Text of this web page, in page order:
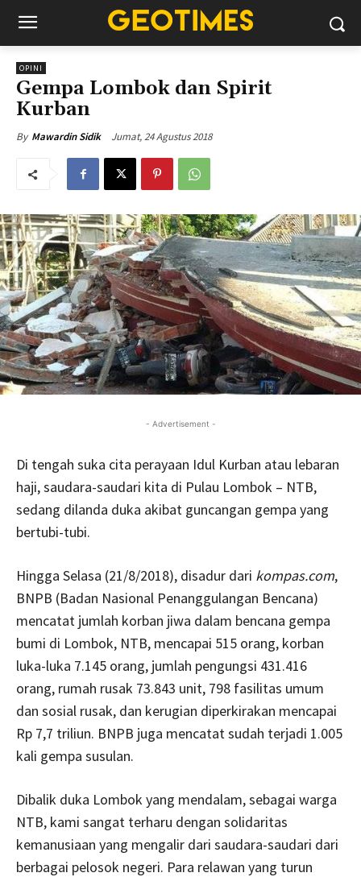
OPINI
Gempa Lombok dan Spirit
Kurban
By Mawardin Sidik Jumat, 24 Agustus 2018
- Advertisement -
Di tengah suka cita perayaan Idul Kurban atau lebaran
haji, saudara-saudari kita di Pulau Lombok – NTB,
sedang dilanda duka akibat guncangan gempa yang
bertubi-tubi.
Hingga Selasa (21/8/2018), disadur dari kompas.com,
BNPB (Badan Nasional Penanggulangan Bencana)
mencatat jumlah korban jiwa dalam bencana gempa
bumi di Lombok, NTB, mencapai 515 orang, korban
luka-luka 7.145 orang, jumlah pengungsi 431.416
orang, rumah rusak 73.843 unit, 798 fasilitas umum
dan sosial rusak, dan kerugian diperkirakan mencapai
Rp 7,7 triliun. BNPB juga mencatat sudah terjadi 1.005
kali gempa susulan.
Dibalik duka Lombok yang mendalam, sebagai warga
NTB, kami sangat terharu dengan solidaritas
kemanusiaan yang mengalir dari saudara-saudari dari
berbagai pelosok negeri. Para relawan yang turun